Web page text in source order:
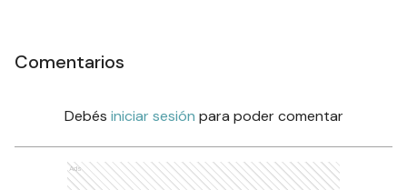
Comentarios
Debés iniciar sesión para poder comentar
Ads